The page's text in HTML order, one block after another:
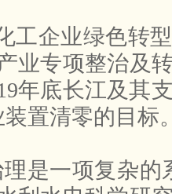
企业绿色转
业专项整治及
年底长江及其
置清零的目标
一项复杂的